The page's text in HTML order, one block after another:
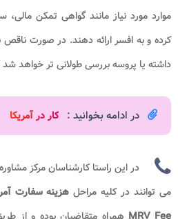
موارد مورد نیاز مانند گواهی تمکن
کرده و به افسر ارائه دهند. در صورت
داشته یا پروسه بررسی طولانی تر خواهد
در ادامه بخوانید : کار در آمریکا​
در این راستا کارشناسان مرکز
می توانند در کلیه مراحل هزینه سفارت